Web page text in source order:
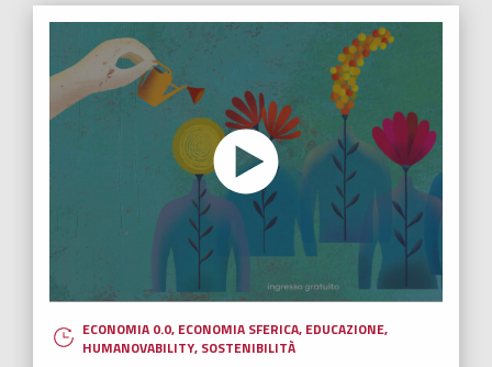
ECONOMIA 0.0, ECONOMIA SFERICA, EDUCAZIONE,
HUMANOVABILITY, SOSTENIBILITÀ